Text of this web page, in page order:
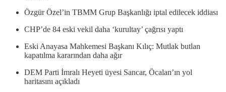
Özgür Özel’in TBMM Grup Başkanlığı iptal edilecek iddiası
CHP’de 84 eski vekil daha ‘kurultay’ çağrısı yaptı
Eski Anayasa Mahkemesi Başkanı Kılıç: Mutlak butlan
kapatılma kararından daha ağır
DEM Parti İmralı Heyeti üyesi Sancar, Öcalan’ın yol
haritasını açıkladı